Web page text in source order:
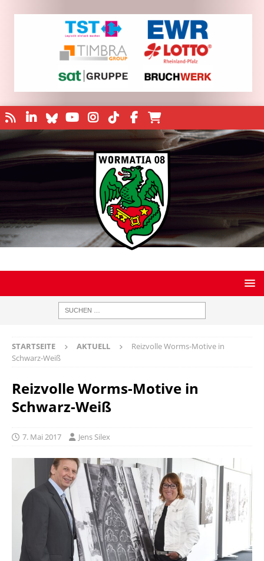
STARTSEITE AKTUELL
Reizvolle Worms-Motive in
Schwarz-Weiß
Reizvolle Worms-Motive in
Schwarz-Weiß
7. Mai 2017 Jens Silex